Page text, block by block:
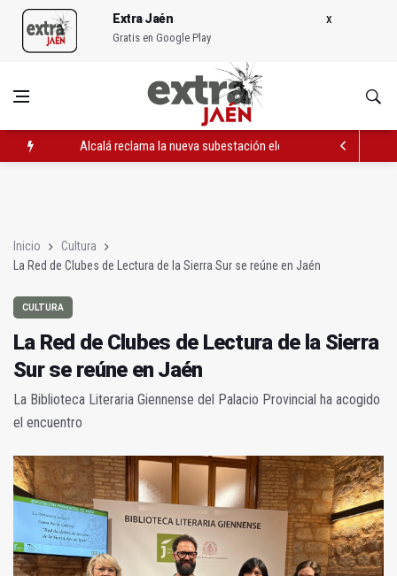
Extra Jaén
Gratis en Google Play
Alcalá reclama la nueva subestación eléctrica Mazuelos
Inicio
Cultura
La Red de Clubes de Lectura de la Sierra Sur se reúne en Jaén
CULTURA
La Red de Clubes de Lectura de la Sierra
Sur se reúne en Jaén
La Biblioteca Literaria Giennense del Palacio Provincial ha acogido
el encuentro